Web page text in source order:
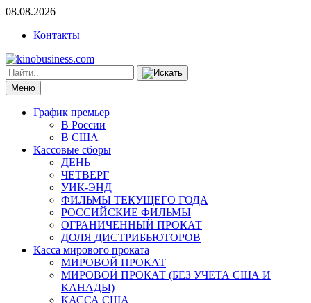
08.08.2026
Контакты
Меню
График премьер
В России
В США
Кассовые сборы
ДЕНЬ
ЧЕТВЕРГ
УИК-ЭНД
ФИЛЬМЫ ТЕКУЩЕГО ГОДА
РОССИЙСКИЕ ФИЛЬМЫ
ОГРАНИЧЕННЫЙ ПРОКАТ
ДОЛЯ ДИСТРИБЬЮТОРОВ
Касса мирового проката
МИРОВОЙ ПРОКАТ
МИРОВОЙ ПРОКАТ (БЕЗ УЧЕТА США И
КАНАДЫ)
КАССА США